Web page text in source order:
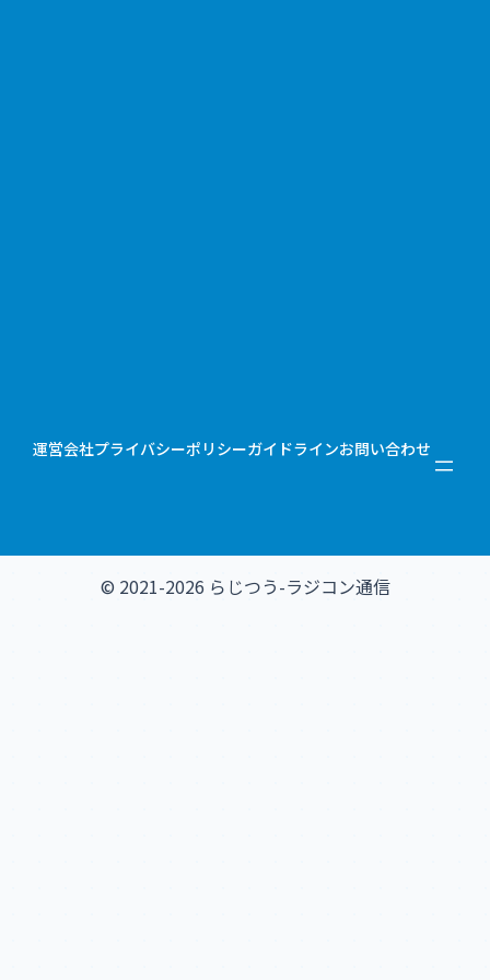
運営会社プライバシーポリシーガイドラインお問い合わせ
© 2021-2026 らじつう-ラジコン通信